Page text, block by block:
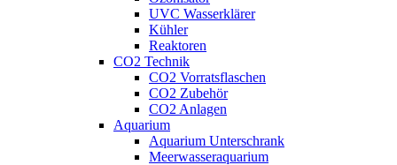
UVC Wasserklärer
Kühler
Reaktoren
CO2 Technik
CO2 Vorratsflaschen
CO2 Zubehör
CO2 Anlagen
Aquarium
Aquarium Unterschrank
Meerwasseraquarium